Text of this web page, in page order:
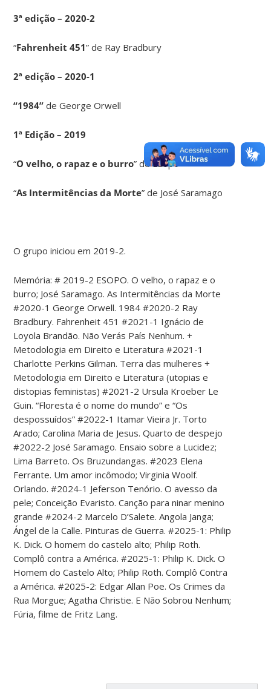
3ª edição – 2020-2
“Fahrenheit 451” de Ray Bradbury
2ª edição – 2020-1
“1984” de George Orwell
1ª Edição – 2019
“O velho, o rapaz e o burro” de Esopo
“As Intermitências da Morte” de José Saramago
O grupo iniciou em 2019-2.
Memória: # 2019-2 ESOPO. O velho, o rapaz e o
burro; José Saramago. As Intermitências da Morte
#2020-1 George Orwell. 1984 #2020-2 Ray
Bradbury. Fahrenheit 451 #2021-1 Ignácio de
Loyola Brandão. Não Verás País Nenhum. +
Metodologia em Direito e Literatura #2021-1
Charlotte Perkins Gilman. Terra das mulheres +
Metodologia em Direito e Literatura (utopias e
distopias feministas) #2021-2 Ursula Kroeber Le
Guin. “Floresta é o nome do mundo” e “Os
despossuídos” #2022-1 Itamar Vieira Jr. Torto
Arado; Carolina Maria de Jesus. Quarto de despejo
#2022-2 José Saramago. Ensaio sobre a Lucidez;
Lima Barreto. Os Bruzundangas. #2023 Elena
Ferrante. Um amor incômodo; Virginia Woolf.
Orlando. #2024-1 Jeferson Tenório. O avesso da
pele; Conceição Evaristo. Canção para ninar menino
grande #2024-2 Marcelo D’Salete. Angola Janga;
Ángel de la Calle. Pinturas de Guerra. #2025-1: Philip
K. Dick. O homem do castelo alto; Philip Roth.
Complô contra a América. #2025-1: Philip K. Dick. O
Homem do Castelo Alto; Philip Roth. Complô Contra
a América. #2025-2: Edgar Allan Poe. Os Crimes da
Rua Morgue; Agatha Christie. E Não Sobrou Nenhum;
Fúria, filme de Fritz Lang.